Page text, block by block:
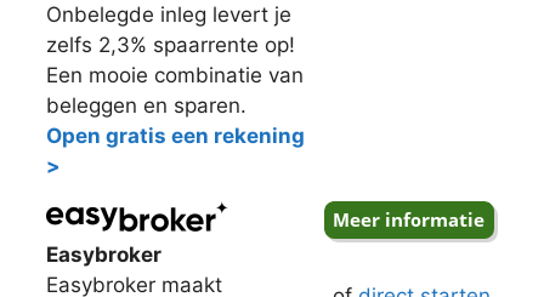
Onbelegde inleg levert je
zelfs 2,3% spaarrente op!
Een mooie combinatie van
beleggen en sparen.
Open gratis een rekening
>
Easybroker
Easybroker maakt